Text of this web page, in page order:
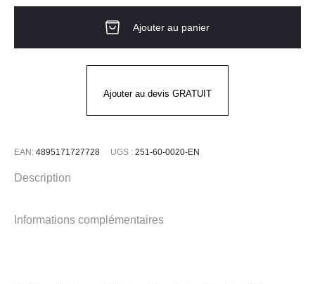
VOLANS
Ajouter au panier
Ajouter au devis GRATUIT
EAN: 4895171727728 UGS : 251-60-0020-EN
Description
Informations complémentaires